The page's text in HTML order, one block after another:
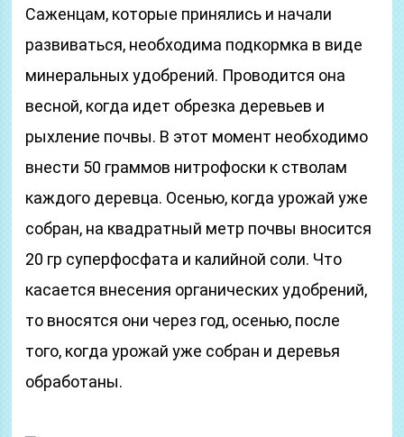
Саженцам, которые принялись и начали
развиваться, необходима подкормка в виде
минеральных удобрений. Проводится она
весной, когда идет обрезка деревьев и
рыхление почвы. В этот момент необходимо
внести 50 граммов нитрофоски к стволам
каждого деревца. Осенью, когда урожай уже
собран, на квадратный метр почвы вносится
20 гр суперфосфата и калийной соли. Что
касается внесения органических удобрений,
то вносятся они через год, осенью, после
того, когда урожай уже собран и деревья
обработаны.